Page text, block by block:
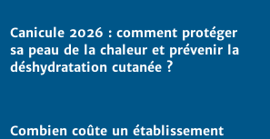
Canicule 2026 : comment protéger
sa peau de la chaleur et prévenir la
déshydratation cutanée ?
Combien coûte un établissement